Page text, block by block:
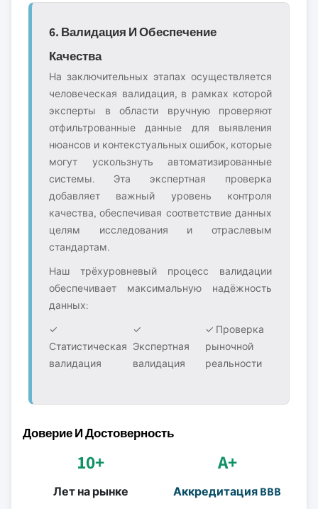
6. Валидация И Обеспечение
Качества
На заключительных этапах осуществляется
человеческая валидация, в рамках которой
эксперты в области вручную проверяют
отфильтрованные данные для выявления
нюансов и контекстуальных ошибок, которые
могут ускользнуть автоматизированные
системы. Эта экспертная проверка
добавляет важный уровень контроля
качества, обеспечивая соответствие данных
целям исследования и отраслевым
стандартам.
Наш трёхуровневый процесс валидации
обеспечивает максимальную надёжность
данных:
✓
Статистическая
валидация
✓
Экспертная
валидация
✓ Проверка
рыночной
реальности
Доверие И Достоверность
10+
Лет на рынке
A+
Аккредитация BBB